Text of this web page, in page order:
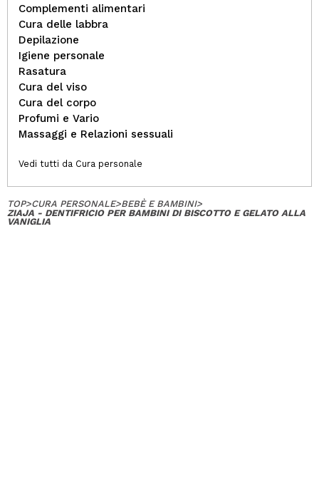
Complementi alimentari
Cura delle labbra
Depilazione
Igiene personale
Rasatura
Cura del viso
Cura del corpo
Profumi e Vario
Massaggi e Relazioni sessuali
Vedi tutti da Cura personale
TOP>CURA PERSONALE>BEBÈ E BAMBINI>
ZIAJA - DENTIFRICIO PER BAMBINI DI BISCOTTO E GELATO ALLA
VANIGLIA